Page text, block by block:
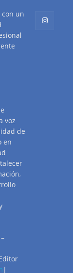
un
voz
de
en
|